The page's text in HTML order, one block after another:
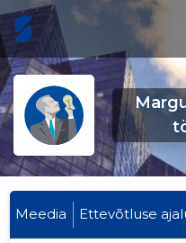
Meedia Ettevõtluse